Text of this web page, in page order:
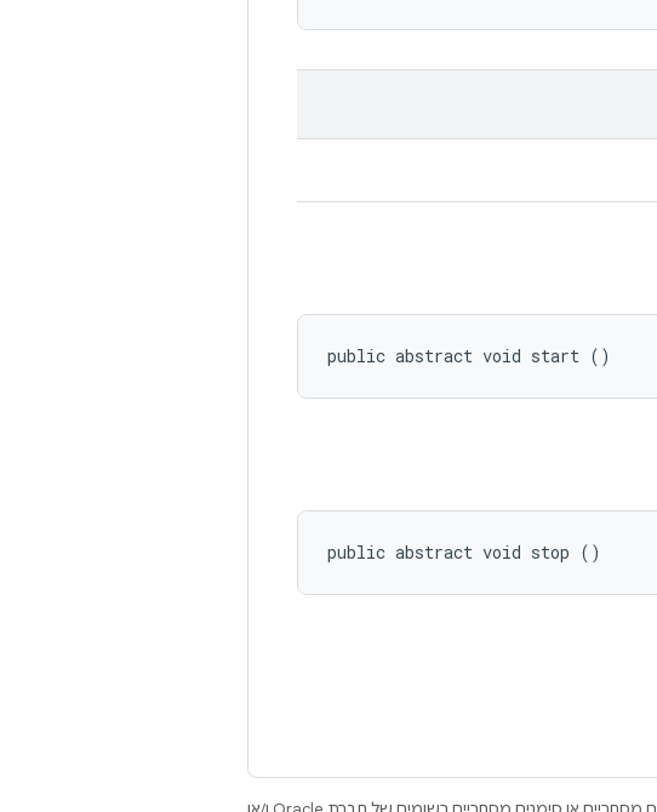
public abstract void start ()
public abstract void stop ()